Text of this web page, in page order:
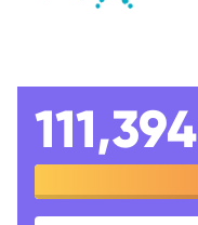
111,394